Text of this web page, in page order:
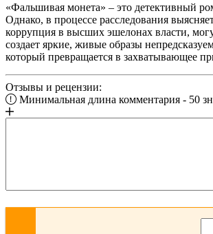
«Фальшивая монета» – это детективный
Однако, в процессе расследования
коррупция в высших эшелонах власти,
создает яркие, живые образы
который превращается в захватывающее
Отзывы и рецензии:
Минимальная длина комментария - 50